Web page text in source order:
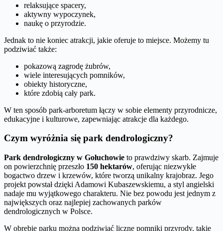
relaksujące spacery,
aktywny wypoczynek,
naukę o przyrodzie.
Jednak to nie koniec atrakcji, jakie oferuje to miejsce. Możemy tu
podziwiać także:
pokazową zagrodę żubrów,
wiele interesujących pomników,
obiekty historyczne,
które zdobią cały park.
W ten sposób park-arboretum łączy w sobie elementy przyrodnicze,
edukacyjne i kulturowe, zapewniając atrakcje dla każdego.
Czym wyróżnia się park dendrologiczny?
Park dendrologiczny w Gołuchowie to prawdziwy skarb. Zajmuje
on powierzchnię przeszło 150 hektarów, oferując niezwykłe
bogactwo drzew i krzewów, które tworzą unikalny krajobraz. Jego
projekt powstał dzięki Adamowi Kubaszewskiemu, a styl angielski
nadaje mu wyjątkowego charakteru. Nie bez powodu jest jednym z
największych oraz najlepiej zachowanych parków
dendrologicznych w Polsce.
W obrębie parku można podziwiać liczne pomniki przyrody, takie